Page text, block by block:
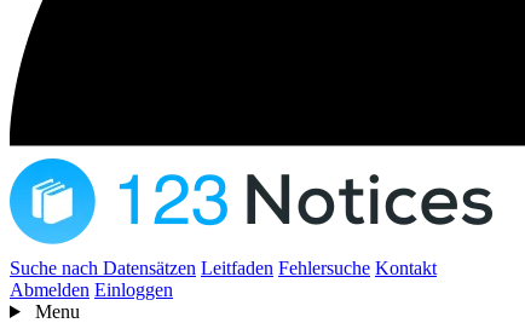
Suche nach Datensätzen Leitfaden Fehlersuche Kontakt
Abmelden Einloggen
Menu